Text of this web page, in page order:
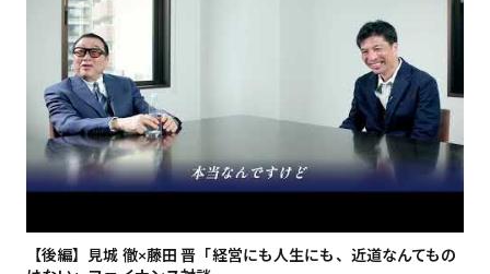
【後編】見城 徹×藤田 晋「経営にも人生にも、近道なんてもの